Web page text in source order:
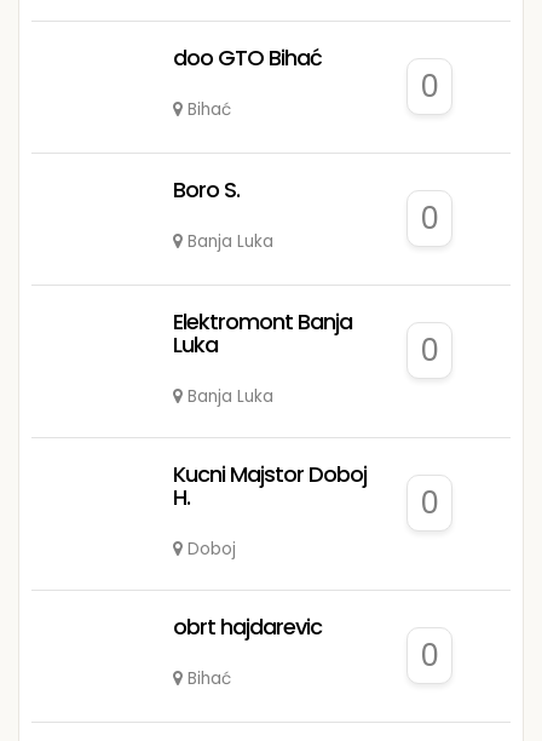
doo GTO Bihać
Bihać
0
Boro S.
Banja Luka
0
Elektromont Banja
Luka
Banja Luka
0
Kucni Majstor Doboj
H.
Doboj
0
obrt hajdarevic
Bihać
0